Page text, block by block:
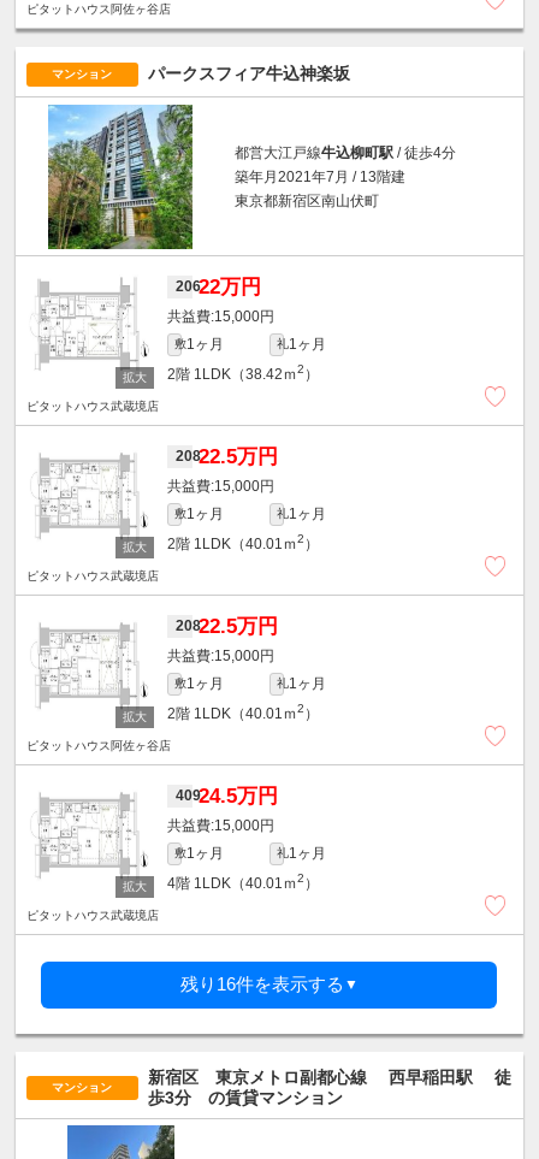
ピタットハウス阿佐ヶ谷店
マンション パークスフィア牛込神楽坂
都営大江戸線牛込柳町駅 / 徒歩4分
築年月2021年7月 / 13階建
東京都新宿区南山伏町
20622万円
15,000円
敷1ヶ月 礼1ヶ月
2階 1LDK（38.42ｍ2 ）
ピタットハウス武蔵境店
20822.5万円
15,000円
敷1ヶ月 礼1ヶ月
2階 1LDK（40.01ｍ2 ）
ピタットハウス武蔵境店
20822.5万円
15,000円
敷1ヶ月 礼1ヶ月
2階 1LDK（40.01ｍ2 ）
ピタットハウス阿佐ヶ谷店
40924.5万円
15,000円
敷1ヶ月 礼1ヶ月
4階 1LDK（40.01ｍ2 ）
ピタットハウス武蔵境店
残り16件を表示する ▼
マンション
新宿区 東京メトロ副都心線 西早稲田駅
徒
歩3分 の賃貸マンション